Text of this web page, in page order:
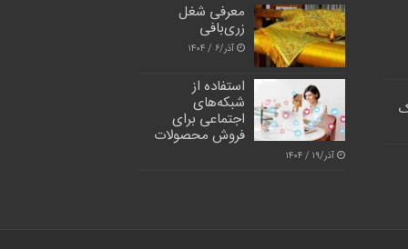
معرفی شغل
زری‌بافی
آذر/۶ / ۱۴۰۴
استفاده از
شبکه‌های
اجتماعی برای
فروش محصولات
آذر/۱۹ / ۱۴۰۴